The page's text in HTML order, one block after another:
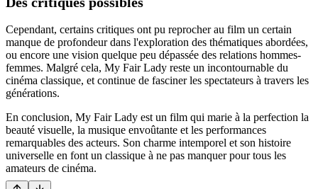
Cependant, certains critiques ont pu reprocher au film un certain
manque de profondeur dans l'exploration des thématiques abordées,
ou encore une vision quelque peu dépassée des relations hommes-
femmes. Malgré cela, My Fair Lady reste un incontournable du
cinéma classique, et continue de fasciner les spectateurs à travers les
générations.
En conclusion, My Fair Lady est un film qui marie à la perfection la
beauté visuelle, la musique envoûtante et les performances
remarquables des acteurs. Son charme intemporel et son histoire
universelle en font un classique à ne pas manquer pour tous les
amateurs de cinéma.